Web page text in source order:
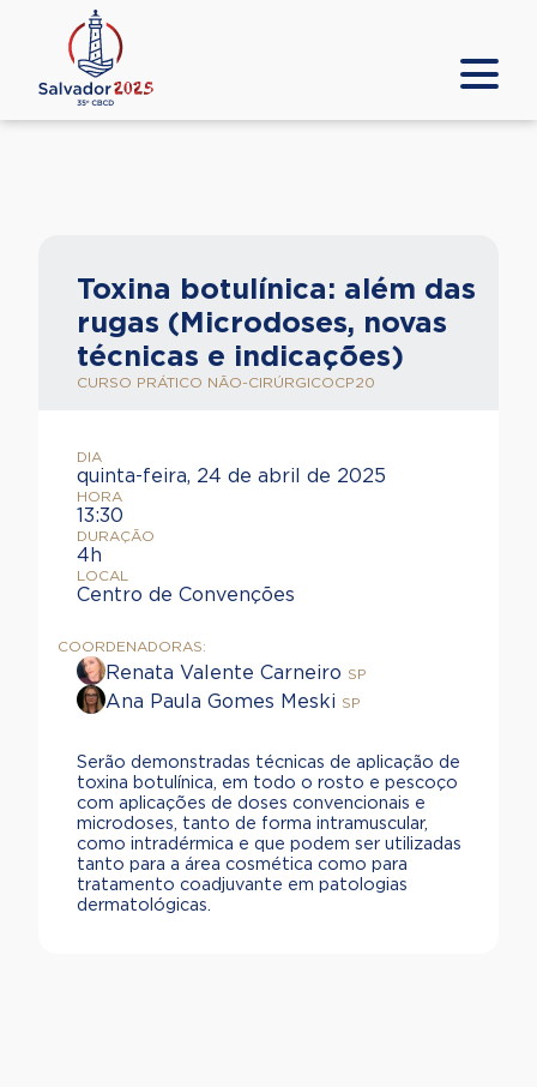
Toxina botulínica: além das
rugas (Microdoses, novas
técnicas e indicações)
CURSO PRÁTICO NÃO-CIRÚRGICOCP20
DIA
quinta-feira, 24 de abril de 2025
HORA
13:30
DURAÇÃO
4h
LOCAL
Centro de Convenções
COORDENADORAS:
Renata Valente Carneiro SP
Ana Paula Gomes Meski SP
Serão demonstradas técnicas de aplicação de
toxina botulínica, em todo o rosto e pescoço
com aplicações de doses convencionais e
microdoses, tanto de forma intramuscular,
como intradérmica e que podem ser utilizadas
tanto para a área cosmética como para
tratamento coadjuvante em patologias
dermatológicas.